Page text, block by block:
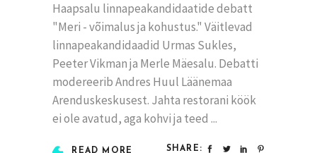
Haapsalu linnapeakandidaatide debatt
"Meri - võimalus ja kohustus." Väitlevad
linnapeakandidaadid Urmas Sukles,
Peeter Vikman ja Merle Mäesalu. Debatti
modereerib Andres Huul Läänemaa
Arenduskeskusest. Jahta restorani köök
ei ole avatud, aga kohvi ja teed
READ MORE SHARE: